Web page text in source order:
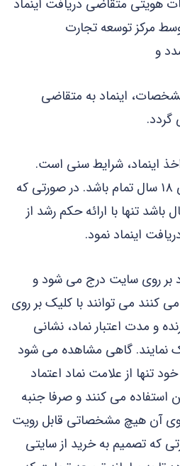
هویتی متقاضی دریافت اینماد
مرکز توسعه تجارت
و
اینماد به متقاضی
اینماد، شرایط سنی است.
شخص متقاضی باید دارای ۱۸ سال تمام باشد. در صورتی که
کمتر از ۱۸ سال باشد تنها با ارائه حکم رشد از
اینماد نمود.
بر روی سایت درج می شود و
کنند می توانند با کلیک بر روی
و مدت اعتبار نماد، نشانی
نمایند. گاهی مشاهده می شود
تنها از علامت نماد اعتماد
استفاده می کنند و صرفا جنبه
روی آن هیچ مشخصاتی قابل رویت
که تصمیم به خرید از سایتی